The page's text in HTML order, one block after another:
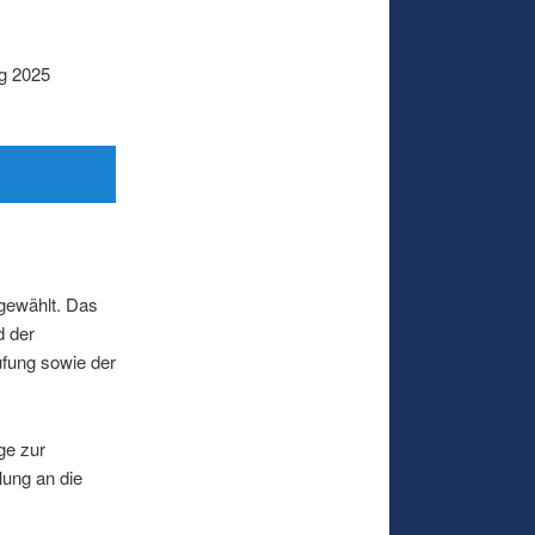
2025
Das
der
sowie der
zur
an die